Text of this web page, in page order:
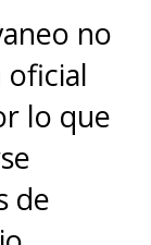
no
lo que
de